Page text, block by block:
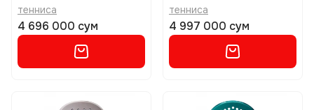
тенниса
4 696 000 сум
тенниса
4 997 000 сум